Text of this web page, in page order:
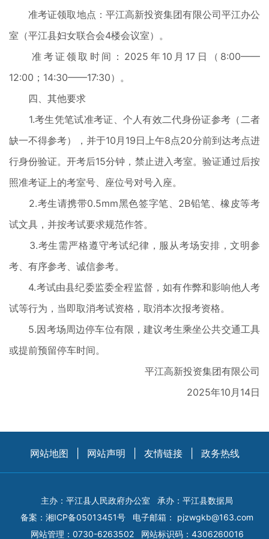
准考证领取地点：平江高新投资集团有限公司平江办公
室（平江县妇女联合会4楼会议室）。
准考证领取时间：2025年10月17日（8:00——
12:00；14:30——17:30）。
四、其他要求
1.考生凭笔试准考证、个人有效二代身份证参考（二者
缺一不得参考），并于10月19日上午8点20分前到达考点进
行身份验证。开考后15分钟，禁止进入考室。验证通过后按
照准考证上的考室号、座位号对号入座。
2.考生请携带0.5mm黑色签字笔、2B铅笔、橡皮等考
试文具，并按考试要求规范作答。
3.考生需严格遵守考试纪律，服从考场安排，文明参
考、有序参考、诚信参考。
4.考试由县纪委监委全程监督，如有作弊和影响他人考
试等行为，当即取消考试资格，取消本次报考资格。
5.因考场周边停车位有限，建议考生乘坐公共交通工具
或提前预留停车时间。
平江高新投资集团有限公司
2025年10月14日
网站地图 网站声明 友情链接 政务热线
主办：平江县人民政府办公室
承办：平江县数据局
备案： 湘ICP备05013451号 电子邮箱： pjzwgkb@163.com
网站管理：0730-6263502
网站标识码：4306260016